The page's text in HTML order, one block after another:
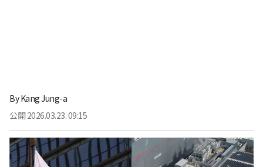
By Kang Jung-a
公開 2026.03.23. 09:15